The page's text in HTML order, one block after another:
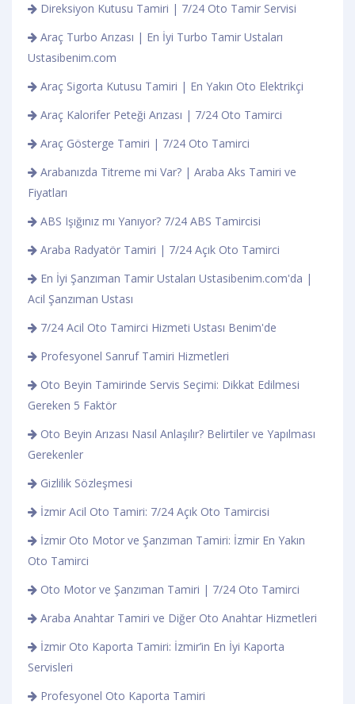
Direksiyon Kutusu Tamiri | 7/24 Oto Tamir Servisi
Araç Turbo Arızası | En İyi Turbo Tamir Ustaları
Ustasibenim.com
Araç Sigorta Kutusu Tamiri | En Yakın Oto Elektrikçi
Araç Kalorifer Peteği Arızası | 7/24 Oto Tamirci
Araç Gösterge Tamiri | 7/24 Oto Tamirci
Arabanızda Titreme mi Var? | Araba Aks Tamiri ve
Fiyatları
ABS Işığınız mı Yanıyor? 7/24 ABS Tamircisi
Araba Radyatör Tamiri | 7/24 Açık Oto Tamirci
En İyi Şanzıman Tamir Ustaları Ustasibenim.com'da |
Acil Şanzıman Ustası
7/24 Acil Oto Tamirci Hizmeti Ustası Benim'de
Profesyonel Sanruf Tamiri Hizmetleri
Oto Beyin Tamirinde Servis Seçimi: Dikkat Edilmesi
Gereken 5 Faktör
Oto Beyin Arızası Nasıl Anlaşılır? Belirtiler ve Yapılması
Gerekenler
Gizlilik Sözleşmesi
İzmir Acil Oto Tamiri: 7/24 Açık Oto Tamircisi
İzmir Oto Motor ve Şanzıman Tamiri: İzmir En Yakın
Oto Tamirci
Oto Motor ve Şanzıman Tamiri | 7/24 Oto Tamirci
Araba Anahtar Tamiri ve Diğer Oto Anahtar Hizmetleri
İzmir Oto Kaporta Tamiri: İzmir’in En İyi Kaporta
Servisleri
Profesyonel Oto Kaporta Tamiri